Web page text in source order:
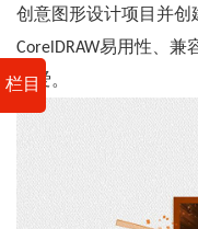
栏目
创意图形设计项目并创
CorelDRAW易用性、
最爱。